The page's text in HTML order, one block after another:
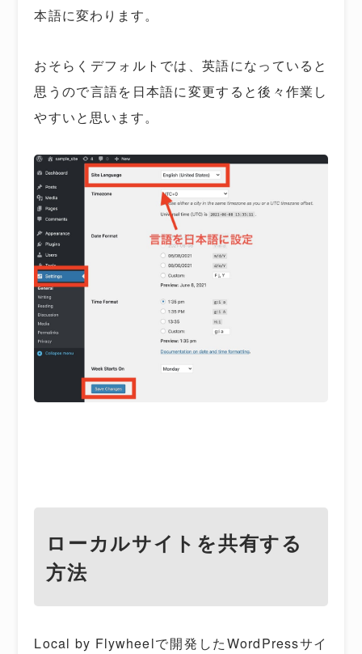
本語に変わります。
おそらくデフォルトでは、英語になっていると
思うので言語を日本語に変更すると後々作業し
やすいと思います。
ローカルサイトを共有する
方法
Local by Flywheelで開発したWordPressサイ